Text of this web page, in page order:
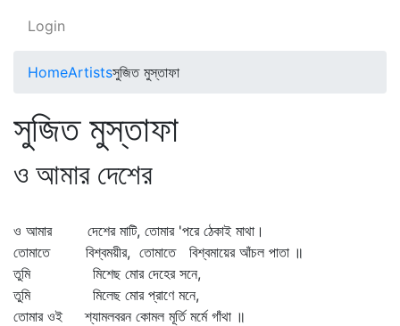
Login
HomeArtistsসুজিত মুস্তাফা
সুজিত মুস্তাফা
ও আমার দেশের
ও আমার দেশের মাটি, তোমার 'পরে ঠেকাই মাথা।
তোমাতে বিশ্বময়ীর, তোমাতে বিশ্বমায়ের আঁচল পাতা ॥
তুমি মিশেছ মোর দেহের সনে,
তুমি মিলেছ মোর প্রাণে মনে,
তোমার ওই শ্যামলবরন কোমল মূর্তি মর্মে গাঁথা ॥